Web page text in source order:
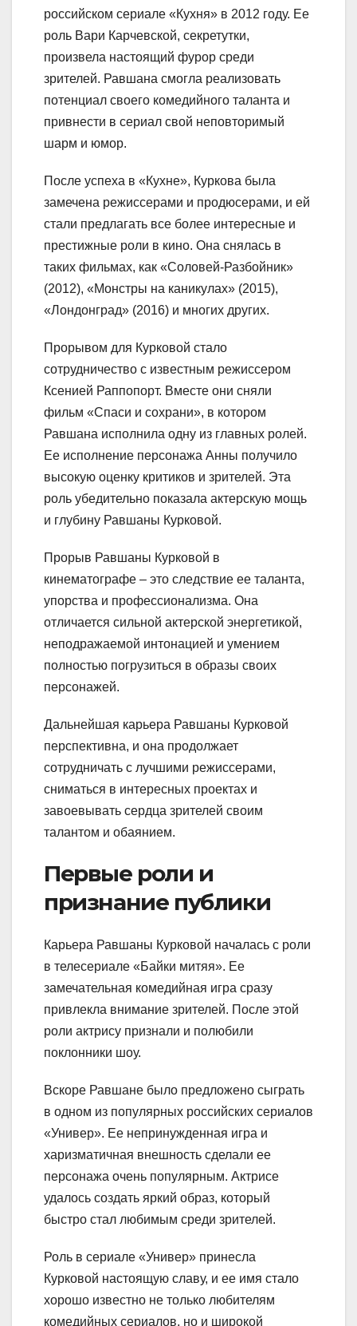
российском сериале «Кухня» в 2012 году. Ее
роль Вари Карчевской, секретутки,
произвела настоящий фурор среди
зрителей. Равшана смогла реализовать
потенциал своего комедийного таланта и
привнести в сериал свой неповторимый
шарм и юмор.
После успеха в «Кухне», Куркова была
замечена режиссерами и продюсерами, и ей
стали предлагать все более интересные и
престижные роли в кино. Она снялась в
таких фильмах, как «Соловей-Разбойник»
(2012), «Монстры на каникулах» (2015),
«Лондонград» (2016) и многих других.
Прорывом для Курковой стало
сотрудничество с известным режиссером
Ксенией Раппопорт. Вместе они сняли
фильм «Спаси и сохрани», в котором
Равшана исполнила одну из главных ролей.
Ее исполнение персонажа Анны получило
высокую оценку критиков и зрителей. Эта
роль убедительно показала актерскую мощь
и глубину Равшаны Курковой.
Прорыв Равшаны Курковой в
кинематографе – это следствие ее таланта,
упорства и профессионализма. Она
отличается сильной актерской энергетикой,
неподражаемой интонацией и умением
полностью погрузиться в образы своих
персонажей.
Дальнейшая карьера Равшаны Курковой
перспективна, и она продолжает
сотрудничать с лучшими режиссерами,
сниматься в интересных проектах и
завоевывать сердца зрителей своим
талантом и обаянием.
Первые роли и
признание публики
Карьера Равшаны Курковой началась с роли
в телесериале «Байки митяя». Ее
замечательная комедийная игра сразу
привлекла внимание зрителей. После этой
роли актрису признали и полюбили
поклонники шоу.
Вскоре Равшане было предложено сыграть
в одном из популярных российских сериалов
«Универ». Ее непринужденная игра и
харизматичная внешность сделали ее
персонажа очень популярным. Актрисе
удалось создать яркий образ, который
быстро стал любимым среди зрителей.
Роль в сериале «Универ» принесла
Курковой настоящую славу, и ее имя стало
хорошо известно не только любителям
комедийных сериалов, но и широкой